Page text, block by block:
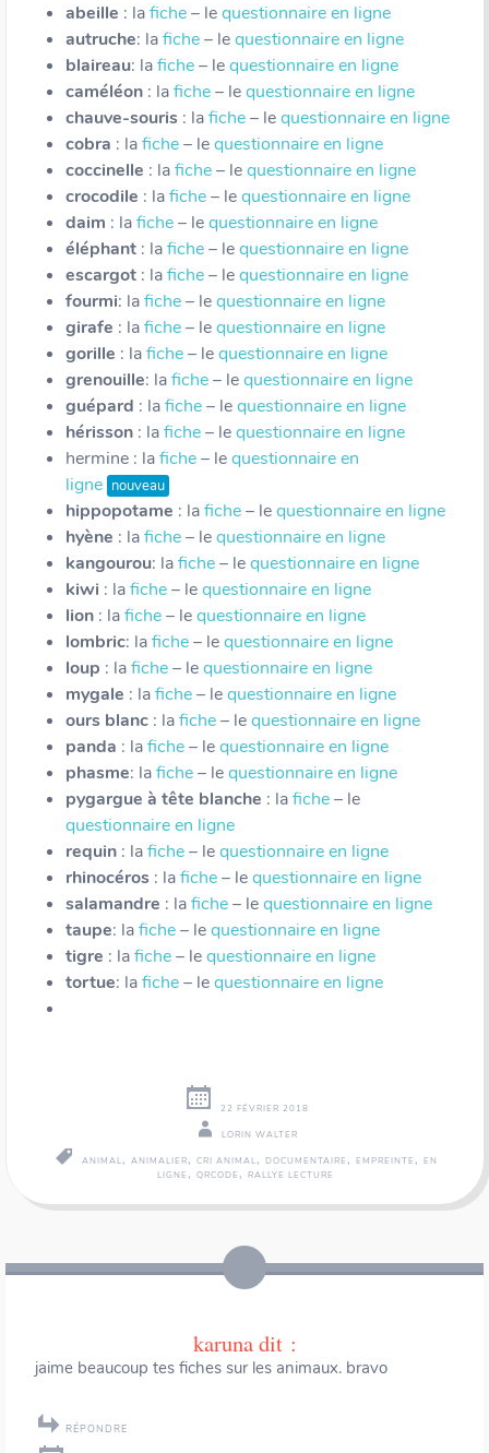
abeille : lafiche– lequestionnaire en ligne
autruche: lafiche– lequestionnaire en ligne
blaireau: lafiche– lequestionnaire en ligne
caméléon : lafiche– lequestionnaire en ligne
chauve-souris : lafiche– lequestionnaire en ligne
cobra : lafiche– lequestionnaire en ligne
coccinelle : lafiche– lequestionnaire en ligne
crocodile : lafiche– lequestionnaire en ligne
daim : lafiche– lequestionnaire en ligne
éléphant : lafiche– lequestionnaire en ligne
escargot : lafiche– lequestionnaire en ligne
fourmi: lafiche– lequestionnaire en ligne
girafe : lafiche– lequestionnaire en ligne
gorille : lafiche– lequestionnaire en ligne
grenouille: lafiche– lequestionnaire en ligne
guépard : lafiche– lequestionnaire en ligne
hérisson : lafiche– lequestionnaire en ligne
hermine : lafiche– lequestionnaire en
ligne nouveau
hippopotame : lafiche– lequestionnaire en ligne
hyène : lafiche– lequestionnaire en ligne
kangourou: lafiche– lequestionnaire en ligne
kiwi : lafiche– lequestionnaire en ligne
lion : lafiche– lequestionnaire en ligne
lombric: lafiche– lequestionnaire en ligne
loup : lafiche– lequestionnaire en ligne
mygale : lafiche– lequestionnaire en ligne
ours blanc : lafiche– lequestionnaire en ligne
panda : lafiche– lequestionnaire en ligne
phasme: lafiche– lequestionnaire en ligne
pygargue à tête blanche : lafiche– le
questionnaire en ligne
requin : lafiche– lequestionnaire en ligne
rhinocéros : lafiche– lequestionnaire en ligne
salamandre : lafiche– lequestionnaire en ligne
taupe: lafiche– lequestionnaire en ligne
tigre : lafiche– lequestionnaire en ligne
tortue: lafiche– lequestionnaire en ligne
22 FÉVRIER 2018
LORIN WALTER
ANIMAL, ANIMALIER, CRI ANIMAL, DOCUMENTAIRE , EMPREINTE , EN
LIGNE , QRCODE , RALLYE LECTURE
des
karunadit :
jaime beaucoup tes fiches sur les animaux. bravo
RÉPONDRE